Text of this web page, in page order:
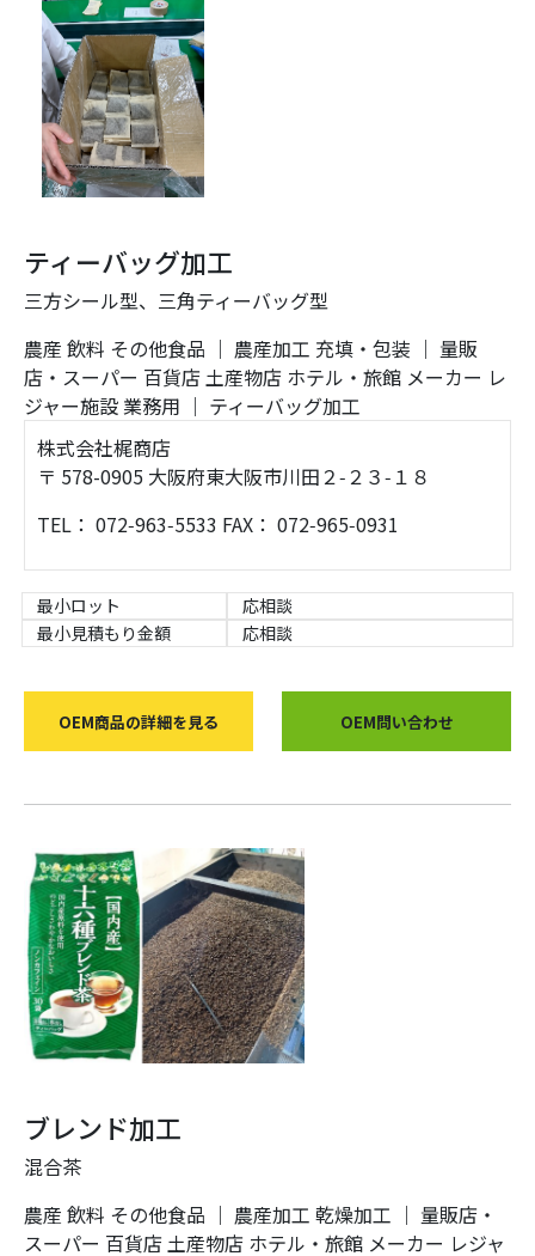
ティーバッグ加工
三方シール型、三角ティーバッグ型
農産 飲料 その他食品 ｜ 農産加工 充填・包装 ｜ 量販
店・スーパー 百貨店土産物店 ホテル・旅館 メーカー レ
ジャー施設業務用 ｜ ティーバッグ加工
株式会社梶商店
〒 578-0905 大阪府東大阪市川田２‑２３‑１８
TEL： 072‑963‑5533 FAX： 072‑965‑0931
最小ロット
応相談
最小見積もり金額
応相談
OEM商品の詳細を見る OEM問い合わせ
ブレンド加工
混合茶
農産 飲料 その他食品 ｜ 農産加工 乾燥加工 ｜ 量販店・
スーパー 百貨店土産物店 ホテル・旅館 メーカー レジャ